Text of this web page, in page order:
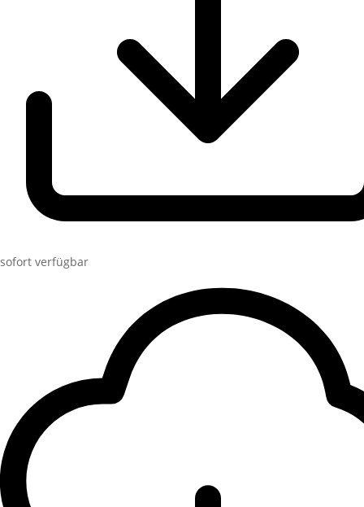
sofort verfügbar